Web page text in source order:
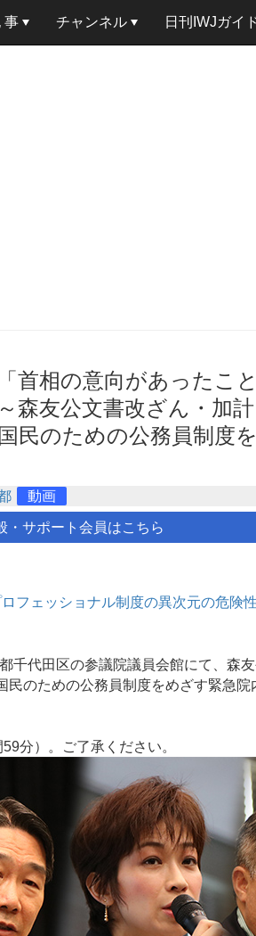
事 チャンネル 日刊IWJガイ
首相の意向があったこ
森友公文書改ざん・加
民のための公務員制度
動画
・サポート会員はこちら
フェッショナル制度の異次元の危険性
代田区の参議院議員会館にて、森友
民のための公務員制度をめざす緊急
分）。ご了承ください。